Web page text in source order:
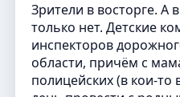
Зрители в восторге. А
только нет. Детские
инспекторов
области, причём с
полицейских (в кои-